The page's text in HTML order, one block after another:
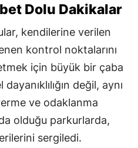
Dolu Dakikalar
kendilerine verilen
kontrol noktalarını
için büyük bir çaba
değil, aynı
ve odaklanma
olduğu parkurlarda,
sergiledi.